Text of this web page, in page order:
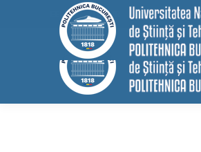
EELISA HRS4R Internațional